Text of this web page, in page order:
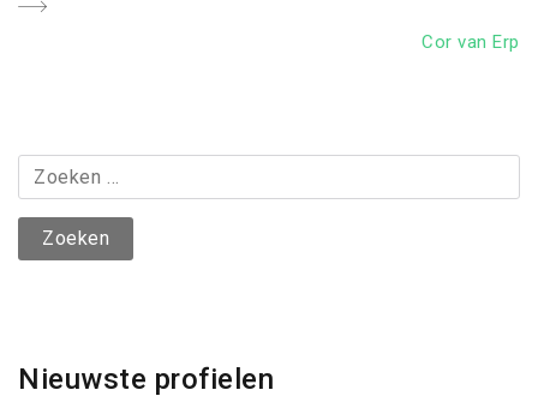
Next
Cor van Erp
Zoeken
naar:
Nieuwste profielen